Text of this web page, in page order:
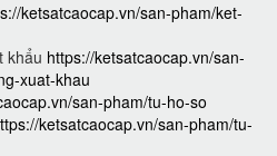
ketsatcaocap.vn/san-pham/ket-
khẩu https://ketsatcaocap.vn/san-
xuat-khau
san-pham/tu-ho-so
ketsatcaocap.vn/san-pham/tu-